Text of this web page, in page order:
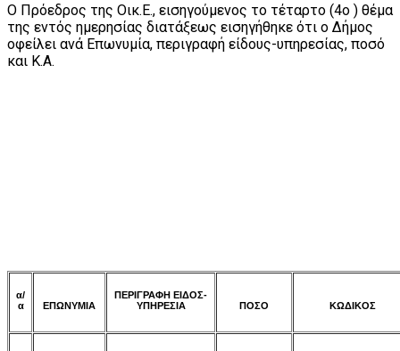
Ο Πρόεδρος της Οικ.Ε., εισηγούμενος το τέταρτο (4ο ) θέμα
της εντός ημερησίας διατάξεως εισηγήθηκε ότι ο Δήμος
οφείλει ανά Επωνυμία, περιγραφή είδους-υπηρεσίας, ποσό
και Κ.Α.
α/
α
ΕΠΩΝΥΜΙΑ
ΠΕΡΙΓΡΑΦΗ ΕΙΔΟΣ-
ΥΠΗΡΕΣΙΑ
ΠΟΣΟ ΚΩΔΙΚΟΣ